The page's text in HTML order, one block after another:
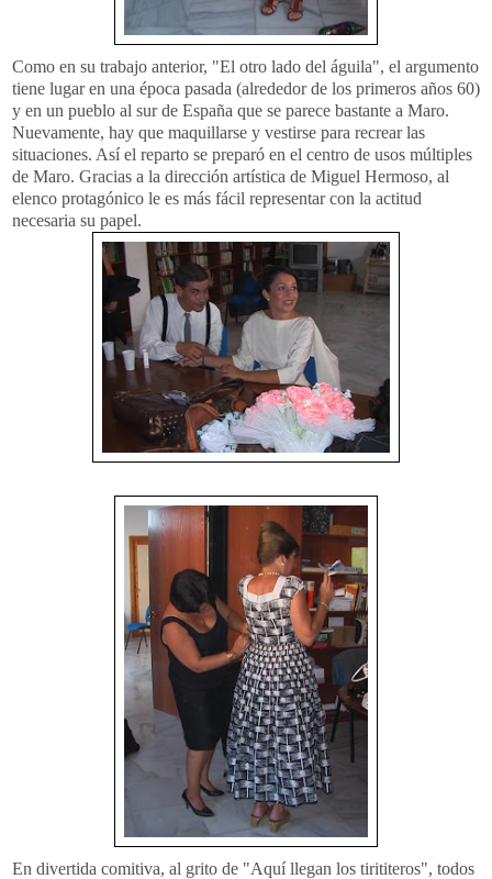
Como en su trabajo anterior, "El otro lado del águila", el argumento
tiene lugar en una época pasada (alrededor de los primeros años 60)
y en un pueblo al sur de España que se parece bastante a Maro.
Nuevamente, hay que maquillarse y vestirse para recrear las
situaciones. Así el reparto se preparó en el centro de usos múltiples
de Maro. Gracias a la dirección artística de Miguel Hermoso, al
elenco protagónico le es más fácil representar con la actitud
necesaria su papel.
En divertida comitiva, al grito de "Aquí llegan los tirititeros", todos